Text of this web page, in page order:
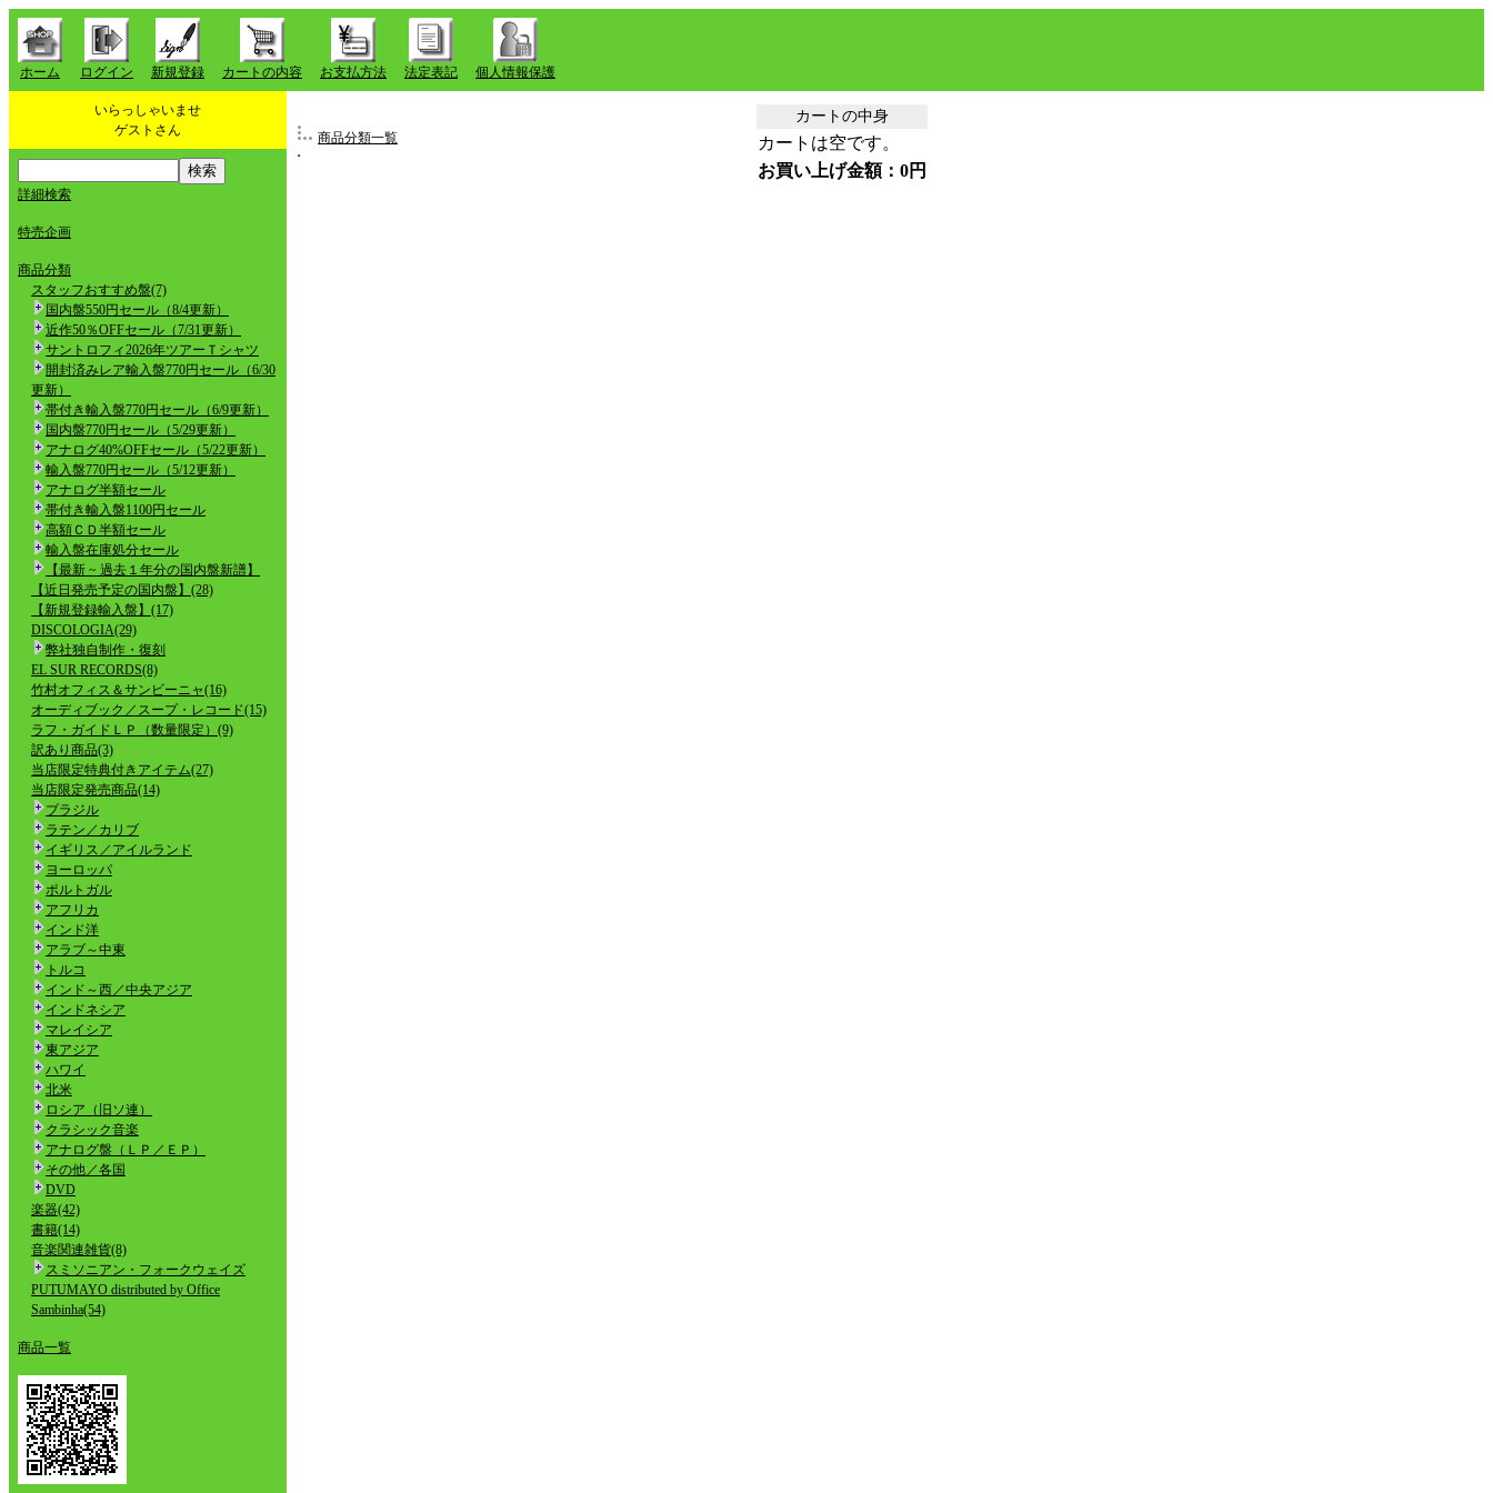
ホーム ログイン 新規登録 カートの内容 お支払方法 法定表記 個人情報保護
いらっしゃいませ
ゲストさん
詳細検索
特売企画
商品分類
スタッフおすすめ盤(7)
国内盤550円セール（8/4更新）
近作50％OFFセール（7/31更新）
サントロフィ2026年ツアーＴシャツ
開封済みレア輸入盤770円セール（6/30
更新）
帯付き輸入盤770円セール（6/9更新）
国内盤770円セール（5/29更新）
アナログ40%OFFセール（5/22更新）
輸入盤770円セール（5/12更新）
アナログ半額セール
帯付き輸入盤1100円セール
高額ＣＤ半額セール
輸入盤在庫処分セール
【最新 ~ 過去１年分の国内盤新譜】
【近日発売予定の国内盤】(28)
【新規登録輸入盤】(17)
DISCOLOGIA(29)
弊社独自制作・復刻
EL SUR RECORDS(8)
竹村オフィス＆サンビーニャ(16)
オーディブック／スープ・レコード(15)
ラフ・ガイドＬＰ（数量限定）(9)
訳あり商品(3)
当店限定特典付きアイテム(27)
当店限定発売商品(14)
ブラジル
ラテン／カリブ
イギリス／アイルランド
ヨーロッパ
ポルトガル
アフリカ
インド洋
アラブ～中東
トルコ
インド～西／中央アジア
インドネシア
マレイシア
東アジア
ハワイ
北米
ロシア（旧ソ連）
クラシック音楽
アナログ盤（ＬＰ／ＥＰ）
その他／各国
DVD
楽器(42)
書籍(14)
音楽関連雑貨(8)
スミソニアン・フォークウェイズ
PUTUMAYO distributed by Office
Sambinha(54)
商品一覧
商品分類一覧
カートの中身
カートは空です。
お買い上げ金額：0円